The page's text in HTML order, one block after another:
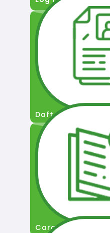
Daftar Pengguna
Cara Permohonan